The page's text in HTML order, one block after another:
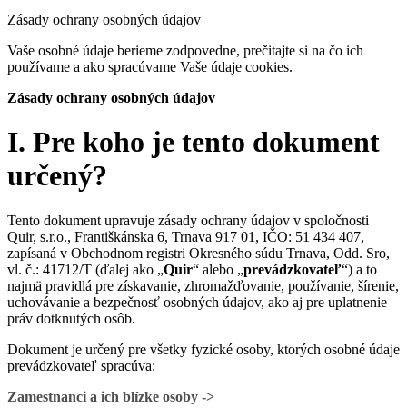
Zásady ochrany osobných údajov
Vaše osobné údaje berieme zodpovedne, prečitajte si na čo ich
používame a ako spracúvame Vaše údaje cookies.
Zásady ochrany osobných údajov
I. Pre koho je tento dokument
určený?
Tento dokument upravuje zásady ochrany údajov v spoločnosti
Quir, s.r.o., Františkánska 6, Trnava 917 01, IČO: 51 434 407,
zapísaná v Obchodnom registri Okresného súdu Trnava, Odd. Sro,
vl. č.: 41712/T (ďalej ako „Quir“ alebo „prevádzkovateľ“) a to
najmä pravidlá pre získavanie, zhromažďovanie, používanie, šírenie,
uchovávanie a bezpečnosť osobných údajov, ako aj pre uplatnenie
práv dotknutých osôb.
Dokument je určený pre všetky fyzické osoby, ktorých osobné údaje
prevádzkovateľ spracúva:
Zamestnanci a ich blízke osoby ->